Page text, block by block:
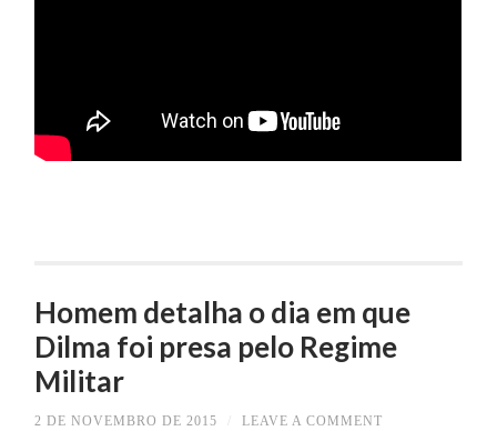
Homem detalha o dia em que
Dilma foi presa pelo Regime
Militar
2 DE NOVEMBRO DE 2015 LEAVE A COMMENT